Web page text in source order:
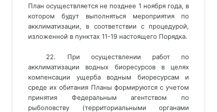
План осуществляется не позднее 1 ноября года, в
котором будут выполняться мероприятия по
акклиматизации, в соответствии с процедурой,
изложенной в пунктах 11-19 настоящего Порядка.
22. При осуществлении работ по
акклиматизации водных биоресурсов в целях
компенсации ущерба водным биоресурсам и
среде их обитания Планы формируются с учетом
принятия Федеральным агентством по
рыболовству (территориальными органами